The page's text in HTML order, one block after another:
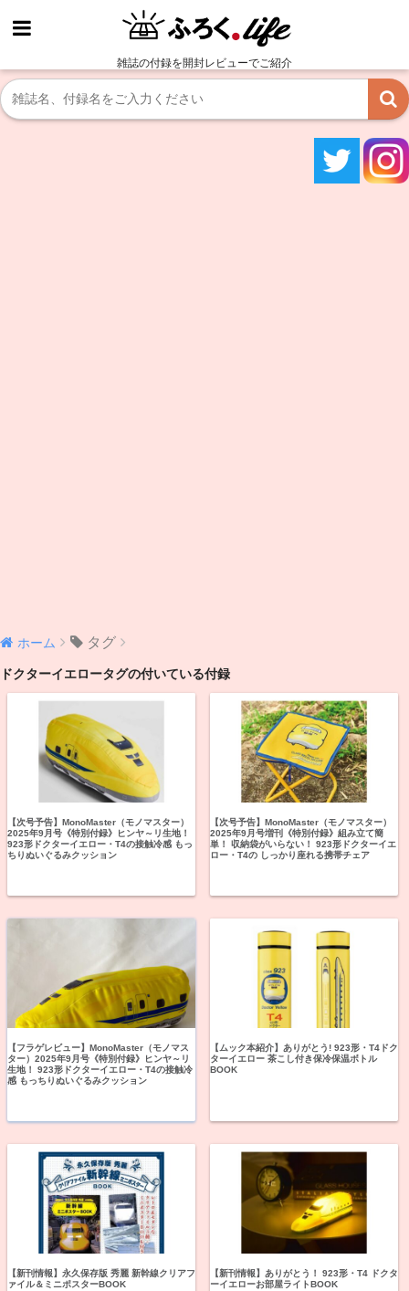
雑誌の付録を開封レビューでご紹介
ホーム タグ
ドクターイエロータグの付いている付録
【次号予告】MonoMaster（モノマスター）
2025年9月号《特別付録》ヒンヤ～リ生地！
923形ドクターイエロー・T4の接触冷感 もっ
ちりぬいぐるみクッション
【次号予告】MonoMaster（モノマスター）
2025年9月号増刊《特別付録》組み立て簡
単！ 収納袋がいらない！ 923形ドクターイエ
ロー・T4の しっかり座れる携帯チェア
【フラゲレビュー】MonoMaster（モノマス
ター）2025年9月号《特別付録》ヒンヤ～リ
生地！ 923形ドクターイエロー・T4の接触冷
感 もっちりぬいぐるみクッション
【ムック本紹介】ありがとう! 923形・T4ドク
ターイエロー 茶こし付き保冷保温ボトル
BOOK
【新刊情報】永久保存版 秀麗 新幹線クリアフ
ァイル＆ミニポスターBOOK
【新刊情報】ありがとう！ 923形・T4 ドクタ
ーイエローお部屋ライトBOOK